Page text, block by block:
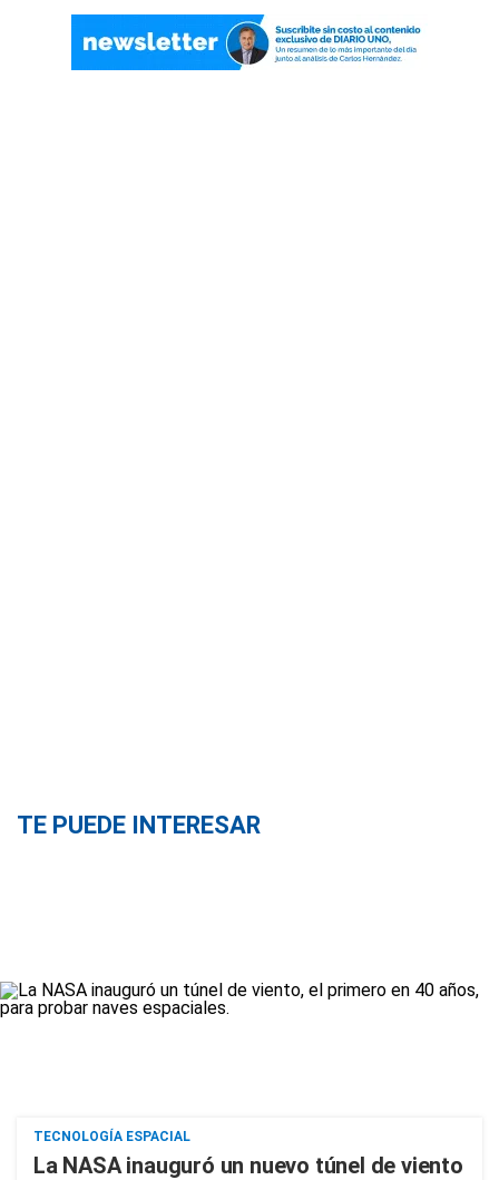
TE PUEDE INTERESAR
TECNOLOGÍA ESPACIAL
La NASA inauguró un nuevo túnel de viento